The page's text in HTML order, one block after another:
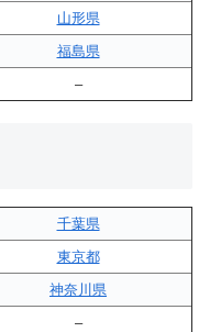
山形県
福島県
–
千葉県
東京都
神奈川県
–